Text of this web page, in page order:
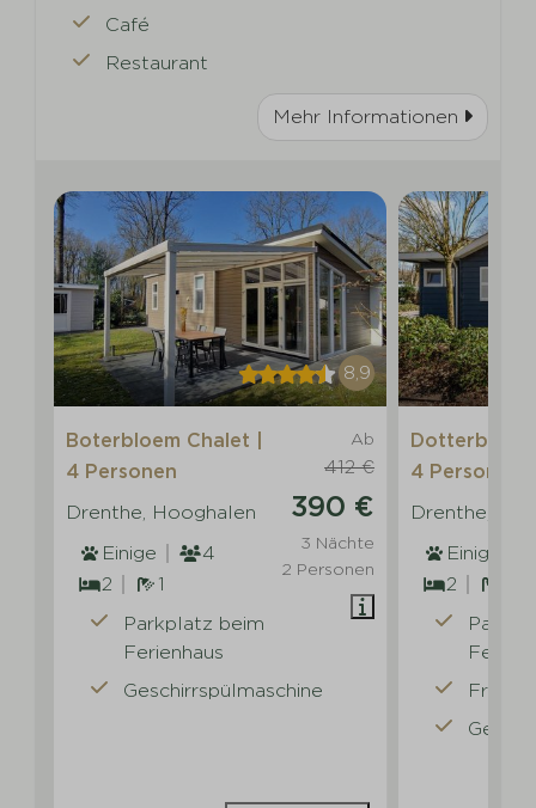
Café
Restaurant
Mehr Informationen
8,9
Ab
412 €
390 €
3 Nächte
2 Personen
Boterbloem Chalet |
4 Personen
Drenthe, Hooghalen
Einige
4
2
1
Parkplatz beim
Ferienhaus
Geschirrspülmaschine
4 Personen
Drenthe,
Einige
2